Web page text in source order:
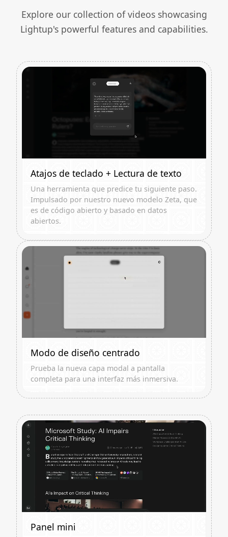
Explore our collection of videos showcasing
Lightup's powerful features and capabilities.
Atajos de teclado + Lectura de texto
Una herramienta que predice tu siguiente paso.
Impulsado por nuestro nuevo modelo Zeta, que
es de código abierto y basado en datos
abiertos.
Modo de diseño centrado
Prueba la nueva capa modal a pantalla
completa para una interfaz más inmersiva.
Panel mini